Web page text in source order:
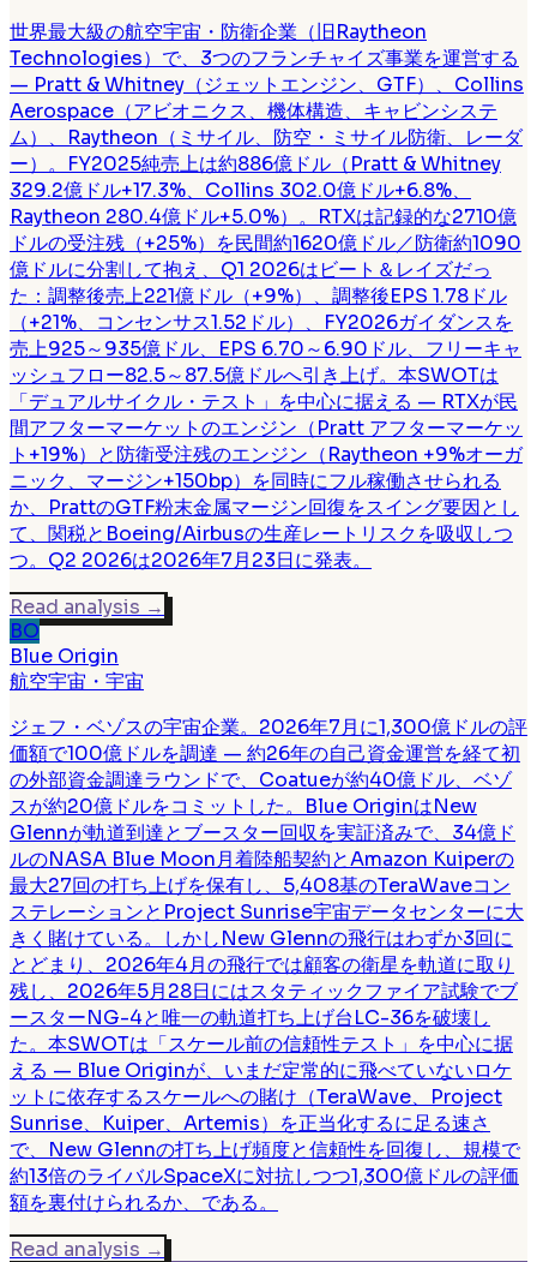
世界最大級の航空宇宙・防衛企業（旧Raytheon
Technologies）で、3つのフランチャイズ事業を運営する
— Pratt & Whitney（ジェットエンジン、GTF）、Collins
Aerospace（アビオニクス、機体構造、キャビンシステ
ム）、Raytheon（ミサイル、防空・ミサイル防衛、レーダ
ー）。FY2025純売上は約886億ドル（Pratt & Whitney
329.2億ドル+17.3%、Collins 302.0億ドル+6.8%、
Raytheon 280.4億ドル+5.0%）。RTXは記録的な2710億
ドルの受注残（+25%）を民間約1620億ドル／防衛約1090
億ドルに分割して抱え、Q1 2026はビート＆レイズだっ
た：調整後売上221億ドル（+9%）、調整後EPS 1.78ドル
（+21%、コンセンサス1.52ドル）、FY2026ガイダンスを
売上925～935億ドル、EPS 6.70～6.90ドル、フリーキャ
ッシュフロー82.5～87.5億ドルへ引き上げ。本SWOTは
「デュアルサイクル・テスト」を中心に据える — RTXが民
間アフターマーケットのエンジン（Pratt アフターマーケッ
ト+19%）と防衛受注残のエンジン（Raytheon +9%オーガ
ニック、マージン+150bp）を同時にフル稼働させられる
か、PrattのGTF粉末金属マージン回復をスイング要因とし
て、関税とBoeing/Airbusの生産レートリスクを吸収しつ
つ。Q2 2026は2026年7月23日に発表。
Read analysis →
BO
Blue Origin
航空宇宙・宇宙
ジェフ・ベゾスの宇宙企業。2026年7月に1,300億ドルの評
価額で100億ドルを調達 — 約26年の自己資金運営を経て初
の外部資金調達ラウンドで、Coatueが約40億ドル、ベゾ
スが約20億ドルをコミットした。Blue OriginはNew
Glennが軌道到達とブースター回収を実証済みで、34億ド
ルのNASA Blue Moon月着陸船契約とAmazon Kuiperの
最大27回の打ち上げを保有し、5,408基のTeraWaveコン
ステレーションとProject Sunrise宇宙データセンターに大
きく賭けている。しかしNew Glennの飛行はわずか3回に
とどまり、2026年4月の飛行では顧客の衛星を軌道に取り
残し、2026年5月28日にはスタティックファイア試験でブ
ースターNG-4と唯一の軌道打ち上げ台LC-36を破壊し
た。本SWOTは「スケール前の信頼性テスト」を中心に据
える — Blue Originが、いまだ定常的に飛べていないロケ
ットに依存するスケールへの賭け（TeraWave、Project
Sunrise、Kuiper、Artemis）を正当化するに足る速さ
で、New Glennの打ち上げ頻度と信頼性を回復し、規模で
約13倍のライバルSpaceXに対抗しつつ1,300億ドルの評価
額を裏付けられるか、である。
Read analysis →